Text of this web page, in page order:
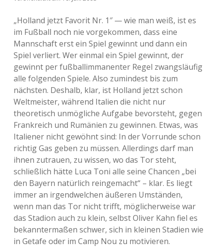
„Holland jetzt Favorit Nr. 1″ — wie man weiß, ist es
im Fußball noch nie vorgekommen, dass eine
Mannschaft erst ein Spiel gewinnt und dann ein
Spiel verliert. Wer einmal ein Spiel gewinnt, der
gewinnt per fußballimmanenter Regel zwangsläufig
alle folgenden Spiele. Also zumindest bis zum
nächsten. Deshalb, klar, ist Holland jetzt schon
Weltmeister, während Italien die nicht nur
theoretisch unmögliche Aufgabe bevorsteht, gegen
Frankreich und Rumänien zu gewinnen. Etwas, was
Italiener nicht gewöhnt sind: In der Vorrunde schon
richtig Gas geben zu müssen. Allerdings darf man
ihnen zutrauen, zu wissen, wo das Tor steht,
schließlich hätte Luca Toni alle seine Chancen „bei
den Bayern natürlich reingemacht“ – klar. Es liegt
immer an irgendwelchen äußeren Umständen,
wenn man das Tor nicht trifft, möglicherweise war
das Stadion auch zu klein, selbst Oliver Kahn fiel es
bekanntermaßen schwer, sich in kleinen Stadien wie
in Getafe oder im Camp Nou zu motivieren.